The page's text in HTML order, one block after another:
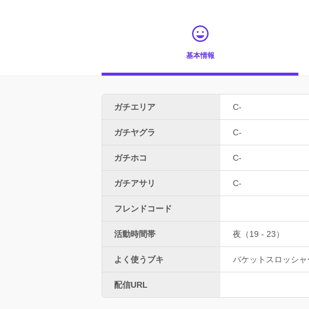
基本情報
ガチエリア C-
ガチヤグラ C-
ガチホコ C-
ガチアサリ C-
フレンドコード
活動時間帯 夜（19 - 23）
よく使うブキ バケットスロッシャ
配信URL